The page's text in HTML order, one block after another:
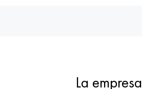
La empresa